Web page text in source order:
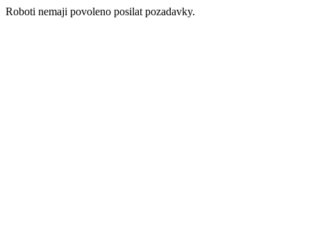
Roboti nemaji povoleno posilat pozadavky.